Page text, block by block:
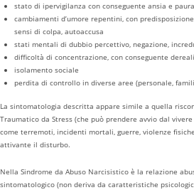
stato di ipervigilanza con conseguente ansia e paura
cambiamenti d’umore repentini, con
sensi di colpa, autoaccusa
stati mentali di dubbio percettivo, negazione,
difficoltà di concentrazione, con conseguente
isolamento sociale
perdita di controllo in diverse aree (personale,
La sintomatologia descritta appare simile a quella
Traumatico da Stress (che può prendere avvio dal
come terremoti, incidenti mortali, guerre, violenze
attivante il disturbo.
Nella Sindrome da Abuso Narcisistico è la relazione
sintomatologico (non deriva da caratteristiche